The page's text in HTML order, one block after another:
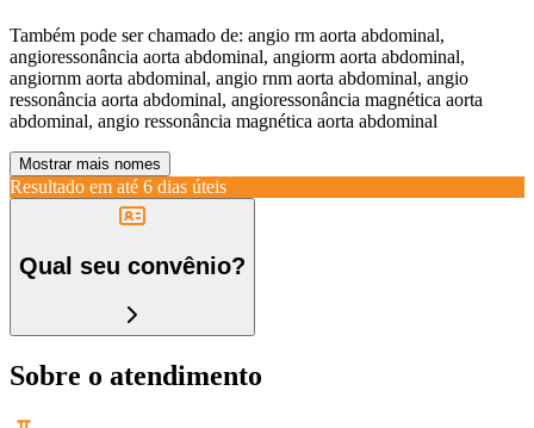
Também pode ser chamado de: angio rm aorta abdominal,
angioressonância aorta abdominal, angiorm aorta abdominal,
angiornm aorta abdominal, angio rnm aorta abdominal, angio
ressonância aorta abdominal, angioressonância magnética aorta
abdominal, angio ressonância magnética aorta abdominal
Mostrar mais nomes
Resultado em até 6 dias úteis
Qual seu convênio?
Sobre o atendimento